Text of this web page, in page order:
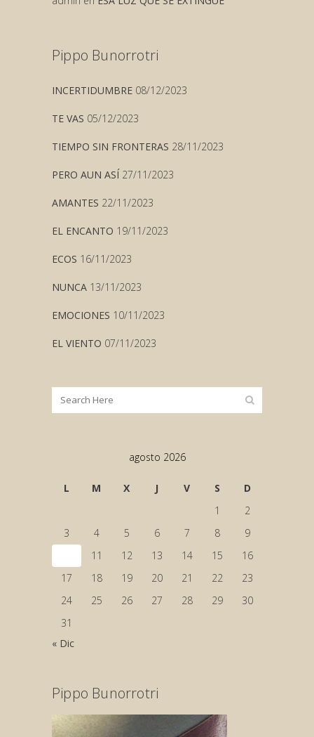
Pippo Bunorrotri
INCERTIDUMBRE 08/12/2023
TE VAS 05/12/2023
TIEMPO SIN FRONTERAS 28/11/2023
PERO AUN ASÍ 27/11/2023
AMANTES 22/11/2023
EL ENCANTO 19/11/2023
ECOS 16/11/2023
NUNCA 13/11/2023
EMOCIONES 10/11/2023
EL VIENTO 07/11/2023
agosto 2026
L M X J V S
D
1
2
3
4 5 6 7 8
9
11 12 13 14 15
16
17
18 19 20 21 22
23
24
25 26 27 28 29
30
31
« Dic
Pippo Bunorrotri